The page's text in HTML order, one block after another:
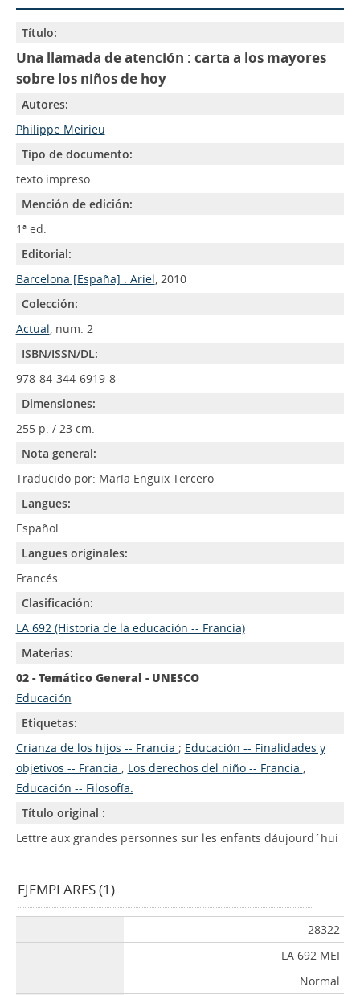
Título:
Una llamada de atención : carta a los mayores
sobre los niños de hoy
Autores:
Philippe Meirieu
Tipo de documento:
texto impreso
Mención de edición:
1ª ed.
Editorial:
Barcelona [España] : Ariel, 2010
Colección:
Actual, num. 2
ISBN/ISSN/DL:
978-84-344-6919-8
Dimensiones:
255 p. / 23 cm.
Nota general:
Traducido por: María Enguix Tercero
Langues:
Español
Langues originales:
Francés
Clasificación:
LA 692 (Historia de la educación -- Francia)
Materias:
02 - Temático General - UNESCO
Educación
Etiquetas:
Crianza de los hijos -- Francia ; Educación -- Finalidades y
objetivos -- Francia ; Los derechos del niño -- Francia ;
Educación -- Filosofía.
Título original :
Lettre aux grandes personnes sur les enfants dáujourd´hui
EJEMPLARES (1)
28322
LA 692 MEI
Normal